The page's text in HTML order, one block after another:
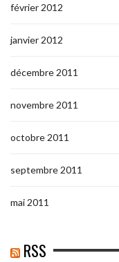
février 2012
janvier 2012
décembre 2011
novembre 2011
octobre 2011
septembre 2011
mai 2011
RSS